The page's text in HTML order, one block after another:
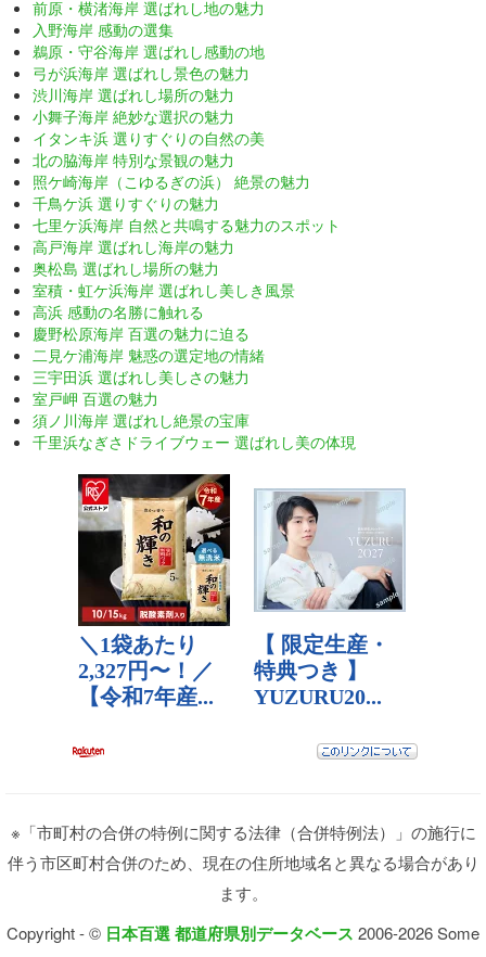
前原・横渚海岸 選ばれし地の魅力
入野海岸 感動の選集
鵜原・守谷海岸 選ばれし感動の地
弓が浜海岸 選ばれし景色の魅力
渋川海岸 選ばれし場所の魅力
小舞子海岸 絶妙な選択の魅力
イタンキ浜 選りすぐりの自然の美
北の脇海岸 特別な景観の魅力
照ケ崎海岸（こゆるぎの浜） 絶景の魅力
千鳥ケ浜 選りすぐりの魅力
七里ケ浜海岸 自然と共鳴する魅力のスポット
高戸海岸 選ばれし海岸の魅力
奥松島 選ばれし場所の魅力
室積・虹ケ浜海岸 選ばれし美しき風景
高浜 感動の名勝に触れる
慶野松原海岸 百選の魅力に迫る
二見ケ浦海岸 魅惑の選定地の情緒
三宇田浜 選ばれし美しさの魅力
室戸岬 百選の魅力
須ノ川海岸 選ばれし絶景の宝庫
千里浜なぎさドライブウェー 選ばれし美の体現
※「市町村の合併の特例に関する法律（合併特例法）」の施行に
伴う市区町村合併のため、現在の住所地域名と異なる場合があり
ます。
Copyright - © 日本百選 都道府県別データベース 2006-2026 Some